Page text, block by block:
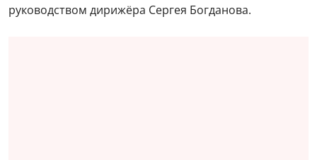
руководством дирижёра Сергея Богданова.